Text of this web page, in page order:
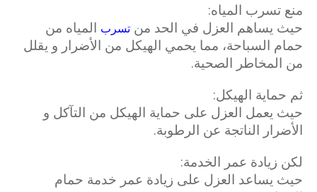
منع تسرب المياه:
حيث يساهم العزل في الحد من تسرب المياه من
حمام السباحة، مما يحمي الهيكل من الأضرار و يقلل
من المخاطر الصحية.
ثم حماية الهيكل:
حيث يعمل العزل على حماية الهيكل من التآكل و
الأضرار الناتجة عن الرطوبة.
لكن زيادة عمر الخدمة:
حيث يساعد العزل على زيادة عمر خدمة حمام